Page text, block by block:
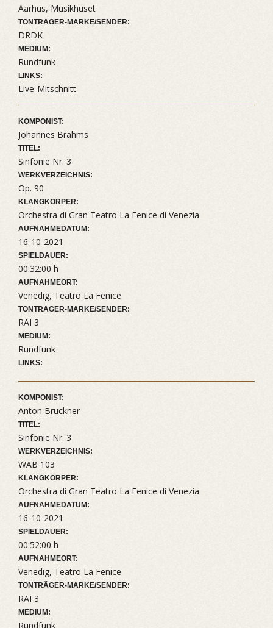
Aarhus, Musikhuset
TONTRÄGER-MARKE/SENDER:
DRDK
MEDIUM:
Rundfunk
LINKS:
Live-Mitschnitt
KOMPONIST:
Johannes Brahms
TITEL:
Sinfonie Nr. 3
WERKVERZEICHNIS:
Op. 90
KLANGKÖRPER:
Orchestra di Gran Teatro La Fenice di Venezia
AUFNAHMEDATUM:
16-10-2021
SPIELDAUER:
00:32:00 h
AUFNAHMEORT:
Venedig, Teatro La Fenice
TONTRÄGER-MARKE/SENDER:
RAI 3
MEDIUM:
Rundfunk
LINKS:
KOMPONIST:
Anton Bruckner
TITEL:
Sinfonie Nr. 3
WERKVERZEICHNIS:
WAB 103
KLANGKÖRPER:
Orchestra di Gran Teatro La Fenice di Venezia
AUFNAHMEDATUM:
16-10-2021
SPIELDAUER:
00:52:00 h
AUFNAHMEORT:
Venedig, Teatro La Fenice
TONTRÄGER-MARKE/SENDER:
RAI 3
MEDIUM:
Rundfunk